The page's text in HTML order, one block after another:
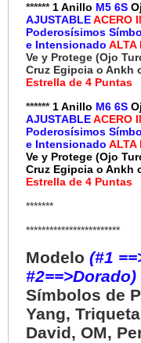
****** 1 Anillo M5 6S
AJUSTABLEACERO
Poderosísimos
e Intensionado
Ve y Protege (Ojo
Cruz Egipcia o Ankh
Estrella de 4 Puntas
****** 1 Anillo M6 6S
AJUSTABLEACERO
Poderosísimos
e Intensionado ALTA
Ve y Protege (Ojo
Cruz Egipcia o Ankh
Estrella de 4 Puntas
*******
************************
Modelo(#1
#2==>Dorado)
Símbolos de
Yang,
David, OM,